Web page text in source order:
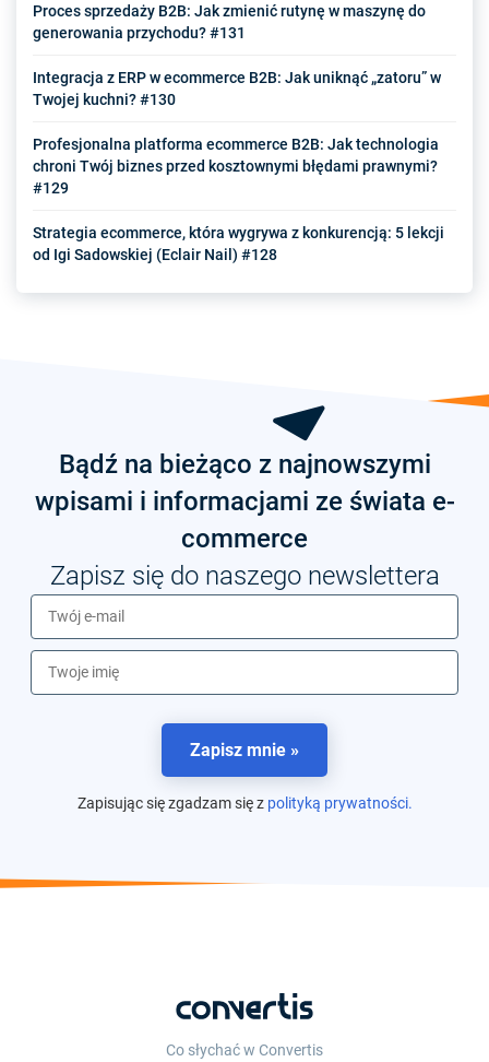
Proces sprzedaży B2B: Jak zmienić rutynę w maszynę do
generowania przychodu? #131
Integracja z ERP w ecommerce B2B: Jak uniknąć „zatoru” w
Twojej kuchni? #130
Profesjonalna platforma ecommerce B2B: Jak technologia
chroni Twój biznes przed kosztownymi błędami prawnymi?
#129
Strategia ecommerce, która wygrywa z konkurencją: 5 lekcji
od Igi Sadowskiej (Eclair Nail) #128
Bądź na bieżąco z najnowszymi
wpisami i informacjami ze świata e-
commerce
Zapisz się do naszego newslettera
Zapisz mnie »
Zapisując się zgadzam się z polityką prywatności.
Co słychać w Convertis